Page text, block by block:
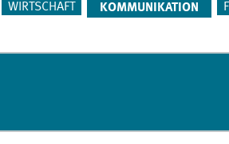
WIRTSCHAFT KOMMUNIKATION